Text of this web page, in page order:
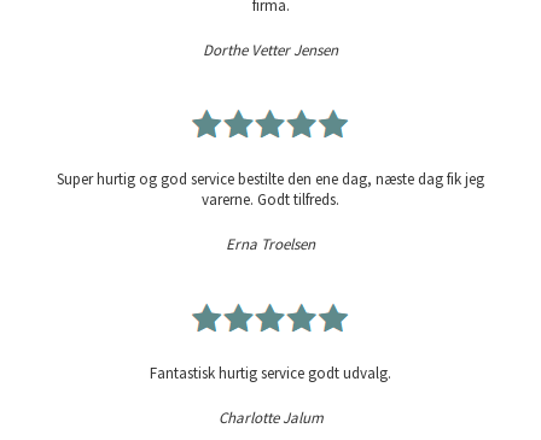
firma.
Dorthe Vetter Jensen
Super hurtig og god service bestilte den ene dag, næste dag fik jeg
varerne. Godt tilfreds.
Erna Troelsen
Fantastisk hurtig service godt udvalg.
Charlotte Jalum